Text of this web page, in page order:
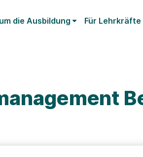
die Ausbildung Für Lehrkräfte